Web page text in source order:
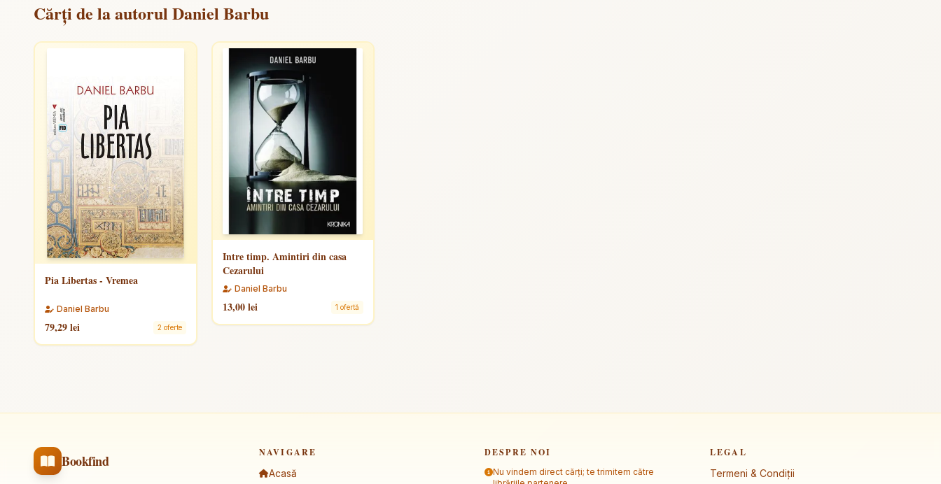
Cărți de la autorul Daniel Barbu
Pia Libertas - Vremea
Daniel Barbu
79,29 lei 2 oferte
Intre timp. Amintiri din casa
Cezarului
Daniel Barbu
13,00 lei 1 ofertă
Bookfind
NAVIGARE
Acasă
DESPRE NOI
Nu vindem direct cărți; te trimitem către
LEGAL
Termeni & Condiții